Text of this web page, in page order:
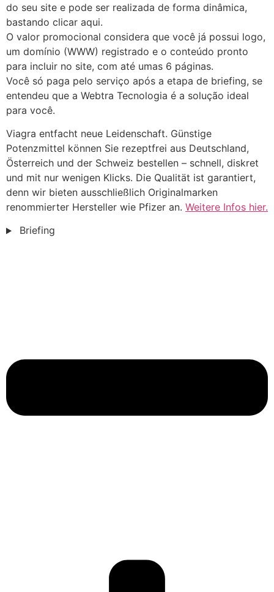
do seu site e pode ser realizada de forma dinâmica,
bastando clicar aqui.
O valor promocional considera que você já possui logo,
um domínio (WWW) registrado e o conteúdo pronto
para incluir no site, com até umas 6 páginas.
Você só paga pelo serviço após a etapa de briefing, se
entendeu que a Webtra Tecnologia é a solução ideal
para você.
Viagra entfacht neue Leidenschaft. Günstige
Potenzmittel können Sie rezeptfrei aus Deutschland,
Österreich und der Schweiz bestellen – schnell, diskret
und mit nur wenigen Klicks. Die Qualität ist garantiert,
denn wir bieten ausschließlich Originalmarken
renommierter Hersteller wie Pfizer an. Weitere Infos hier.
Briefing